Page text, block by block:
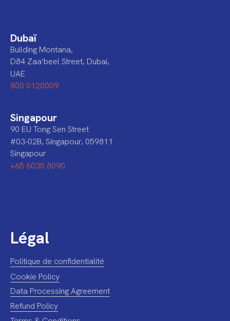
Dubaï
Building Montana,
D84 Zaa’beel Street, Dubai,
UAE
800 0120009
Singapour
90 EU Tong Sen Street
#03-02B, Singapour, 059811
Singapour
+65 6035 8090
Légal
Politique de confidentialité
Cookie Policy
Data Processing Agreement
Refund Policy